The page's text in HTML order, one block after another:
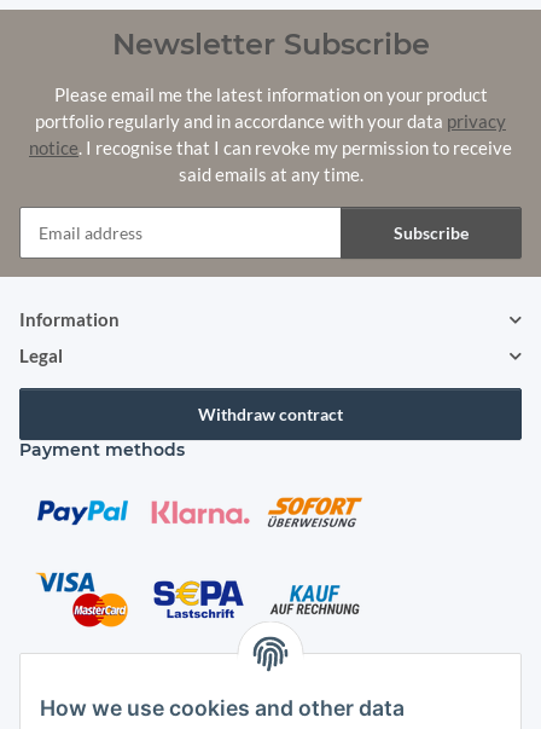
How we use cookies and other data
Newsletter Subscribe
Please email me the latest information on your product
portfolio regularly and in accordance with your data privacy
notice. I recognise that I can revoke my permission to receive
said emails at any time.
Subscribe
Information
Legal
Withdraw contract
Payment methods